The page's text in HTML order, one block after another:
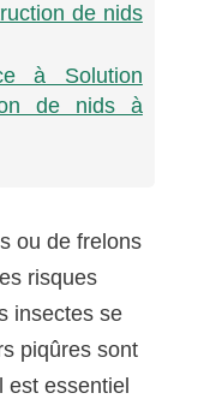
de nids
à Solution
de nids à
ou de frelons
risques
insectes se
piqûres sont
essentiel